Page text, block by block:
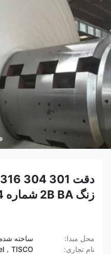
زنگ 2B BA شماره 4
محل مبدا:
ساخته
نام تجاری:
，TISCO